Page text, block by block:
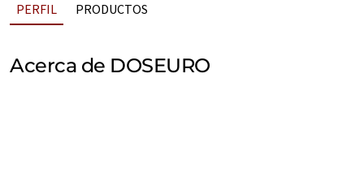
PERFIL PRODUCTOS
Acerca de DOSEURO